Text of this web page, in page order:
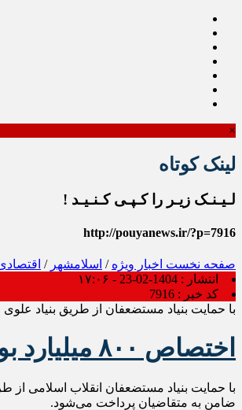
×
لینک کوتاه
لـیـنـک زیـر را کـپـی کـنـیـد !
http://pouyanews.ir/?p=7916
صفحه نخست اخبار ویژه / اسلامشهر /
انتشار : 1404-02-23 - ۱۷:۰۶
کد خبر : 7916
با حمایت بنیاد مستضعفان از طریق بنیاد علوی
اختصاص ۸۰۰ میلیارد بودجه اشتغال زایی برای اسلامشهری ها
ضامن به متقاضیان پرداخت می‌شود.